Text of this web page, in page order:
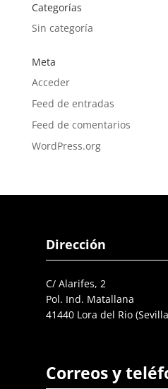
Categorías
Sin categoría
Meta
Acceder
Feed de entradas
Feed de comentarios
WordPress.org
Dirección
C/ Alarifes, 2
Pol. Ind. Matallana
41440 Lora del Rio
Correos y